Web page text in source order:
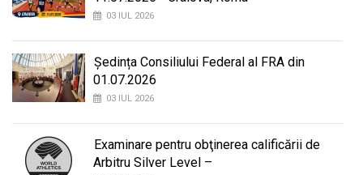
03 IUL 2026
Ședința Consiliului Federal al FRA din
01.07.2026
03 IUL 2026
Examinare pentru obţinerea calificării de
Arbitru Silver Level –